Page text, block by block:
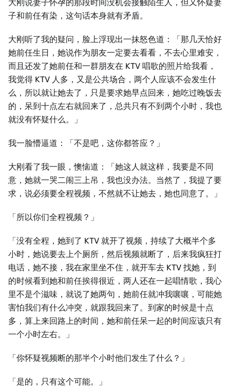
⼤刚说妻子怀孕的那段时间没机会接触陌⽣⼈，但又怀疑妻
子和前任有染，这句话本身就有矛盾。
⼤刚听了我的疑问，脸上浮现出⼀抹怒色道：「那几天恰好
她前任⽣日，她说作为朋友⼀定要去看看，不去心里难安，
而且还发了她前任和⼀群朋友在 KTV 唱歌的照片给我看，
我觉得 KTV ⼈多，又是公共场合，两个⼈应该不会发⽣什
么，所以就让她去了，只是要求她早点回来，她吃过晚饭去
的，呆到十点左右就回来了，总共只有不到两个小时，我也
就没有怀疑什么。」
我⼀脸懵逼道：「不是吧，这你都答应？」
⼤刚看了我⼀眼，懊恼道：「她这⼈就这样，我要是不同
意，她就⼀哭二闹三上吊，我也没办法。当然了，我提了要
求，说必须要全程视频，不然就不让她去，她也同意了。」
「所以你们全程视频？」
「没有全程，她到了 KTV 就开了视频，持续了⼤概半个多
小时，她说要去上个厕所，然后视频就断了，后来我疯狂打
电话，她不接，我在家里坐不住，就开车去 KTV 找她，到
的时候看到她和前任挨得很近，两⼈还在⼀起唱情歌，我心
里不是个滋味，就说了她两句，她前任就冲我嚷嚷，可能她
害怕我们有什么冲突，就跟我回来了。到家的时候是十点
多，算上来回路上的时间，她和前任呆⼀起的时间应该只有
⼀个小时左右。」
「你怀疑视频断的那半个小时他们发⽣了什么？」
「是的，只有这个可能。」